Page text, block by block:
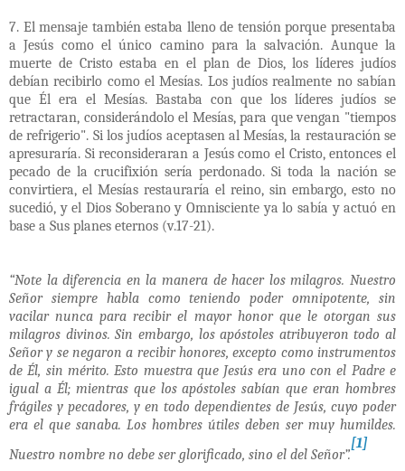
7. El mensaje también estaba lleno de tensión porque presentaba
a Jesús como el único camino para la salvación. Aunque la
muerte de Cristo estaba en el plan de Dios, los líderes judíos
debían recibirlo como el Mesías. Los judíos realmente no sabían
que Él era el Mesías. Bastaba con que los líderes judíos se
retractaran, considerándolo el Mesías, para que vengan "tiempos
de refrigerio". Si los judíos aceptasen al Mesías, la restauración se
apresuraría. Si reconsideraran a Jesús como el Cristo, entonces el
pecado de la crucifixión sería perdonado. Si toda la nación se
convirtiera, el Mesías restauraría el reino, sin embargo, esto no
sucedió, y el Dios Soberano y Omnisciente ya lo sabía y actuó en
base a Sus planes eternos (v.17-21).
“Note la diferencia en la manera de hacer los milagros. Nuestro
Señor siempre habla como teniendo poder omnipotente, sin
vacilar nunca para recibir el mayor honor que le otorgan sus
milagros divinos. Sin embargo, los apóstoles atribuyeron todo al
Señor y se negaron a recibir honores, excepto como instrumentos
de Él, sin mérito. Esto muestra que Jesús era uno con el Padre e
igual a Él; mientras que los apóstoles sabían que eran hombres
frágiles y pecadores, y en todo dependientes de Jesús, cuyo poder
era el que sanaba. Los hombres útiles deben ser muy humildes.
Nuestro nombre no debe ser glorificado, sino el del Señor”.
[1]